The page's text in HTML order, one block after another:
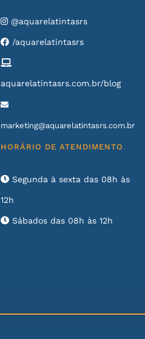
@aquarelatintasrs
/aquarelatintasrs
aquarelatintasrs.com.br/blog
marketing@aquarelatintasrs.com.br
HORÁRIO DE ATENDIMENTO
Segunda à sexta das 08h às
12h
Sábados das 08h às 12h